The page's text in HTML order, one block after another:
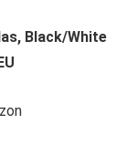
Black/White